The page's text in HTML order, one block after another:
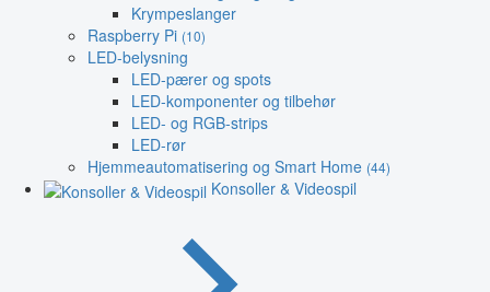
Krympeslanger
Raspberry Pi (10)
LED-belysning
LED-pærer og spots
LED-komponenter og tilbehør
LED- og RGB-strips
LED-rør
Hjemmeautomatisering og Smart Home (44)
Konsoller & Videospil